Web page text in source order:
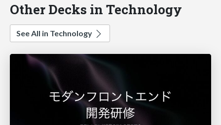
Other Decks in Technology
See All in Technology